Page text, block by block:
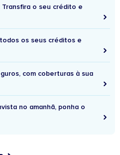
o seu crédito e
os seus créditos e
com coberturas à sua
no amanhã, ponha o